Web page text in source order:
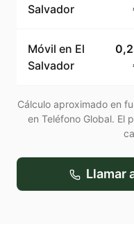
Salvador
Móvil en El
Salvador
Cálculo aproximado en
en Teléfono Global. El
Llamar